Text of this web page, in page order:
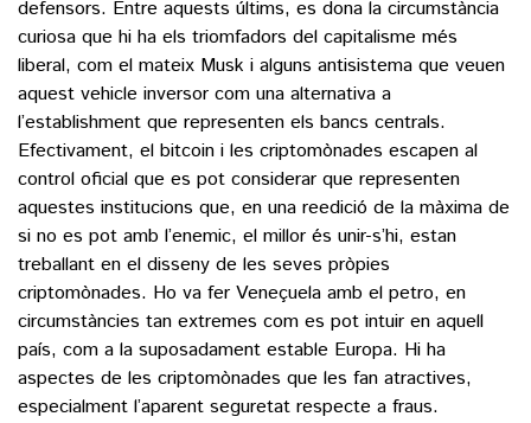
defensors. Entre aquests últims, es dona la circumstància
curiosa que hi ha els triomfadors del capitalisme més
liberal, com el mateix Musk i alguns antisistema que veuen
aquest vehicle inversor com una alternativa a
l’establishment que representen els bancs centrals.
Efectivament, el bitcoin i les criptomònades escapen al
control oficial que es pot considerar que representen
aquestes institucions que, en una reedició de la màxima de
si no es pot amb l’enemic, el millor és unir-s’hi, estan
treballant en el disseny de les seves pròpies
criptomònades. Ho va fer Veneçuela amb el petro, en
circumstàncies tan extremes com es pot intuir en aquell
país, com a la suposadament estable Europa. Hi ha
aspectes de les criptomònades que les fan atractives,
especialment l’aparent seguretat respecte a fraus.